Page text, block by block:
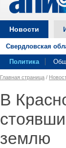
Новости
Свердловская
Политика
Главная страница /
В
землю